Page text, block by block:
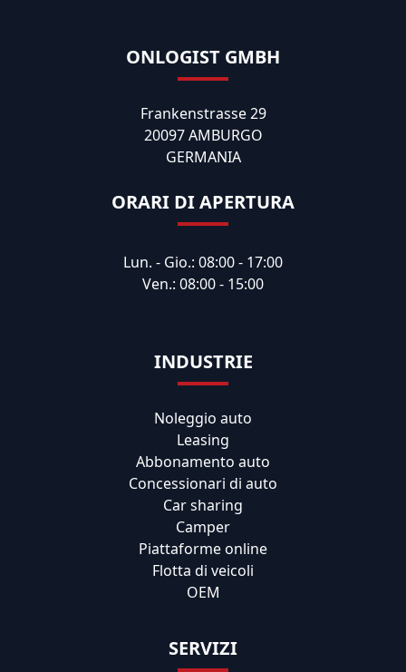
ONLOGIST GMBH
Frankenstrasse 29
20097 AMBURGO
GERMANIA
ORARI DI APERTURA
Lun. - Gio.: 08:00 - 17:00
Ven.: 08:00 - 15:00
INDUSTRIE
Noleggio auto
Leasing
Abbonamento auto
Concessionari di auto
Car sharing
Camper
Piattaforme online
Flotta di veicoli
OEM
SERVIZI